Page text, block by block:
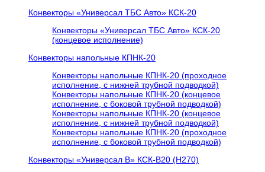
Конвекторы «Универсал ТБC Авто» КСК-20
Конвекторы «Универсал ТБC Авто» КСК-20
(концевое исполнение)
Конвекторы напольные КПНК-20
Конвекторы напольные КПНК-20 (проходное
исполнение, с нижней трубной подводкой)
Конвекторы напольные КПНК-20 (концевое
исполнение, с боковой трубной подводкой)
Конвекторы напольные КПНК-20 (концевое
исполнение, с нижней трубной подводкой)
Конвекторы напольные КПНК-20 (проходное
исполнение, с боковой трубной подводкой)
Конвекторы «Универсал В» КСК-В20 (H270)